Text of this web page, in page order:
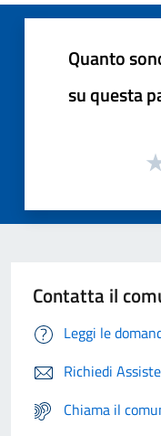
Quanto
su questa
Contatta il
Leggi le
Richiedi
Chiama il